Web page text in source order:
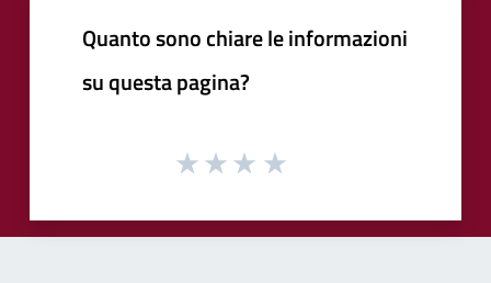
Quanto sono chiare le informazioni
su questa pagina?